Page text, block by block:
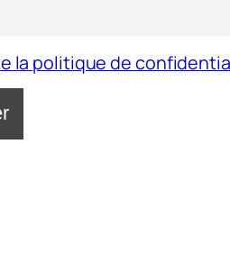
la politique de